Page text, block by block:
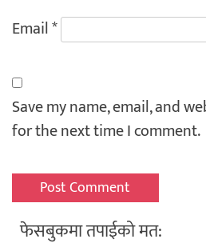
Email*
Save my name, email, and
for the next time I comment.
फेसबुकमा तपाईको मत: